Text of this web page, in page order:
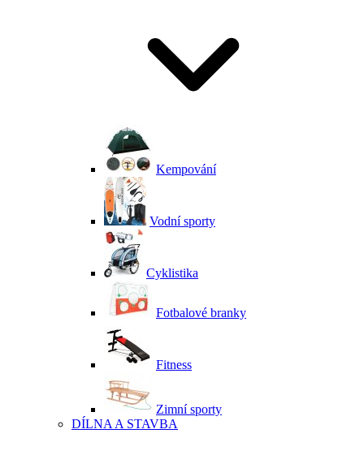
Kempování
Vodní sporty
Cyklistika
Fotbalové branky
Fitness
Zimní sporty
DÍLNA A STAVBA